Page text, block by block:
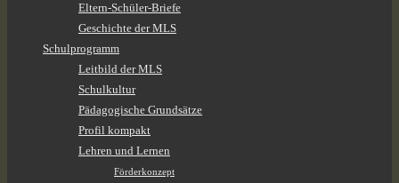
Eltern-Schüler-Briefe
Geschichte der MLS
Schulprogramm
Leitbild der MLS
Schulkultur
Pädagogische Grundsätze
Profil kompakt
Lehren und Lernen
Förderkonzept